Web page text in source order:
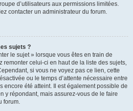
d’utilisateurs aux permissions limitées.
contacter un administrateur du forum.
sujets ?
le sujet » lorsque vous êtes en train de
remonter celui-ci en haut de la liste des sujets,
si vous ne voyez pas ce lien, cette
ou le temps d’attente nécessaire entre
encore été atteint. Il est également possible de
y répondant, mais assurez-vous de le faire
forum.